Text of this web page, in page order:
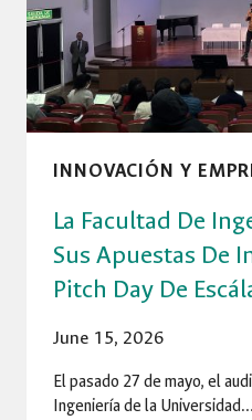
APRENDIZAJE
A
LA
ACCIÓN
INNOVACIÓN Y
La Facultad De
Sus Apuestas De
Pitch Day De
June 15, 2026
El pasado 27 de mayo, el
Ingeniería de la Universidad…